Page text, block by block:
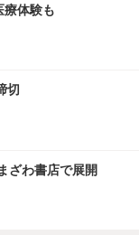
体験も
切
ざわ書店で展開